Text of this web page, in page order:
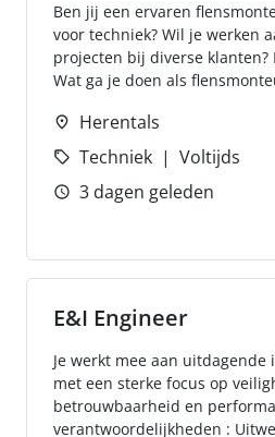
Ben jij een ervaren
voor techniek? Wil je werken
projecten bij diverse klanten?
Wat ga je doen als
Herentals
Techniek
Voltijds
3 dagen geleden
E&I Engineer
Je werkt mee aan
met een sterke focus op
betrouwbaarheid en
verantwoordelijkheden :